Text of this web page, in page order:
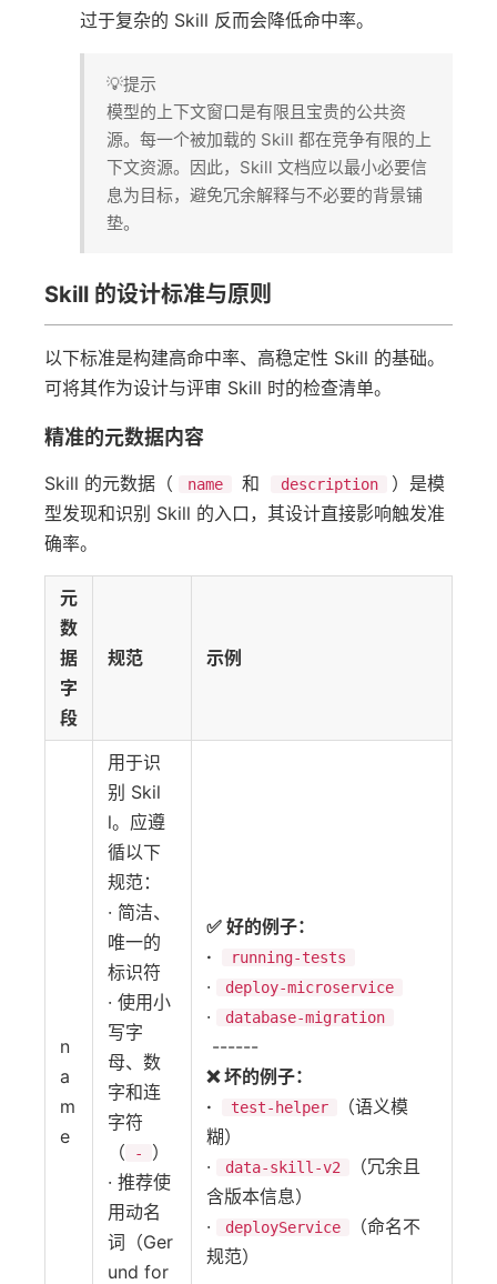
过于复杂的 Skill 反而会降低命中率。
💡提示
模型的上下文窗口是有限且宝贵的公共资
源。每一个被加载的 Skill 都在竞争有限的上
下文资源。因此，Skill 文档应以最小必要信
息为目标，避免冗余解释与不必要的背景铺
垫。
Skill 的设计标准与原则
以下标准是构建高命中率、高稳定性 Skill 的基础。
可将其作为设计与评审 Skill 时的检查清单。
精准的元数据内容
Skill 的元数据（ name 和 description
）是模
型发现和识别 Skill 的入口，其设计直接影响触发准
确率。
元
数
据
字
段
规范 示例
n
a
m
e
用于识
别 Skil
l。应遵
循以下
规范：
· 简洁、
唯一的
标识符
· 使用小
写字
母、数
字和连
字符
（
-
）
· 推荐使
用动名
词（Ger
und for
✅ 好的例子：
·
running-tests
· deploy-microservice
· database-migration
------
❌ 坏的例子：
·
test-helper
（语义模
糊）
·
data-skill-v2
（冗余且
含版本信息）
·
deployService
（命名不
规范）